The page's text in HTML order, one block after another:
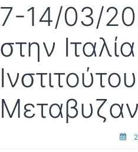
7-14/03/
στην